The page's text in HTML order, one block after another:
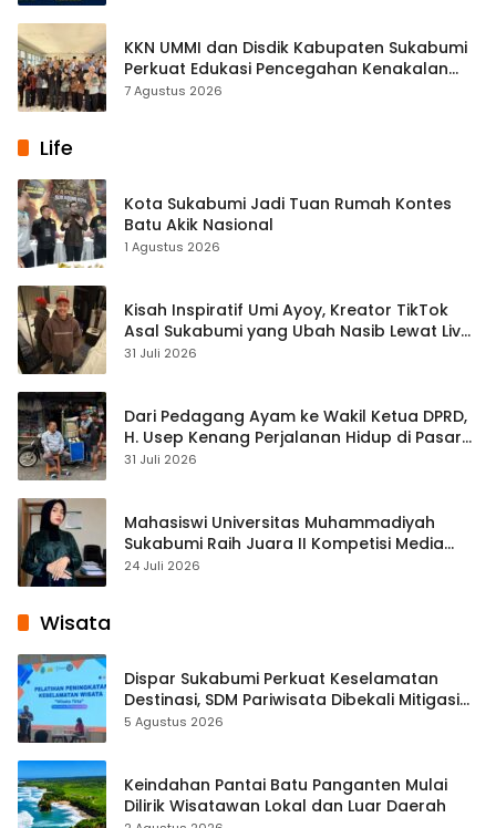
KKN UMMI dan Disdik Kabupaten Sukabumi
Perkuat Edukasi Pencegahan Kenakalan
Remaja di SMPN 2 Tegalbuleud
7 Agustus 2026
Life
Kota Sukabumi Jadi Tuan Rumah Kontes
Batu Akik Nasional
1 Agustus 2026
Kisah Inspiratif Umi Ayoy, Kreator TikTok
Asal Sukabumi yang Ubah Nasib Lewat Live
Streaming
31 Juli 2026
Dari Pedagang Ayam ke Wakil Ketua DPRD,
H. Usep Kenang Perjalanan Hidup di Pasar
Cisaat
31 Juli 2026
Mahasiswi Universitas Muhammadiyah
Sukabumi Raih Juara II Kompetisi Media
Pembelajaran Digital Tingkat Internasional
24 Juli 2026
Wisata
Dispar Sukabumi Perkuat Keselamatan
Destinasi, SDM Pariwisata Dibekali Mitigasi
hingga Teknik Evakuasi
5 Agustus 2026
Keindahan Pantai Batu Panganten Mulai
Dilirik Wisatawan Lokal dan Luar Daerah